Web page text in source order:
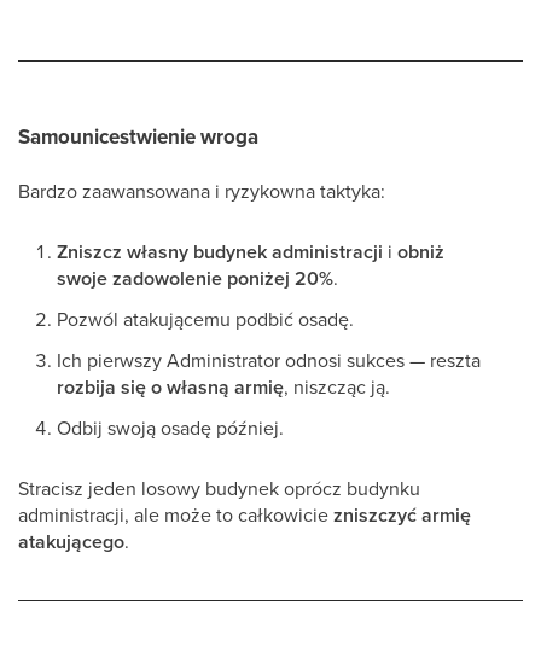
Samounicestwienie wroga
Bardzo zaawansowana i ryzykowna taktyka:
Zniszcz własny budynek administracji i obniż
swoje zadowolenie poniżej 20%.
Pozwól atakującemu podbić osadę.
Ich pierwszy Administrator odnosi sukces — reszta
rozbija się o własną armię, niszcząc ją.
Odbij swoją osadę później.
Stracisz jeden losowy budynek oprócz budynku
administracji, ale może to całkowiciezniszczyć armię
atakującego.